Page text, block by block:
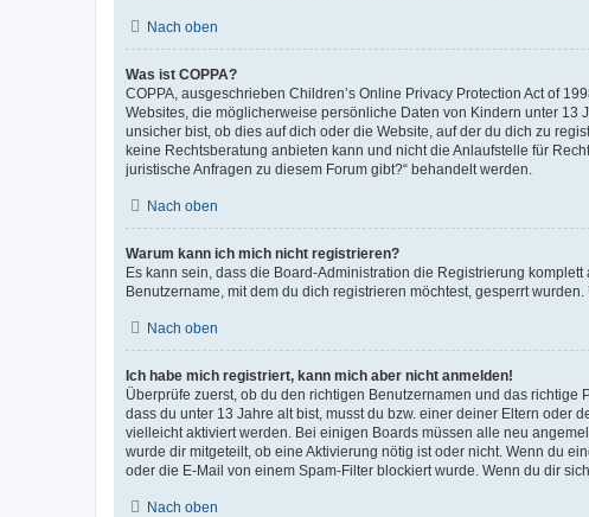
Nach oben
Was ist COPPA?
COPPA, ausgeschrieben Children’s Online Privacy Protection Act of
Websites, die möglicherweise persönliche Daten von Kindern unter
unsicher bist, ob dies auf dich oder die Website, auf der du dich zu
keine Rechtsberatung anbieten kann und nicht die Anlaufstelle für
juristische Anfragen zu diesem Forum gibt?“ behandelt werden.
Nach oben
Warum kann ich mich nicht registrieren?
Es kann sein, dass die Board-Administration die Registrierung
Benutzername, mit dem du dich registrieren möchtest, gesperrt
Nach oben
Ich habe mich registriert, kann mich aber nicht anmelden!
Überprüfe zuerst, ob du den richtigen Benutzernamen und das
dass du unter 13 Jahre alt bist, musst du bzw. einer deiner Eltern oder
vielleicht aktiviert werden. Bei einigen Boards müssen alle neu
wurde dir mitgeteilt, ob eine Aktivierung nötig ist oder nicht. Wenn du
oder die E-Mail von einem Spam-Filter blockiert wurde. Wenn du dir
Nach oben